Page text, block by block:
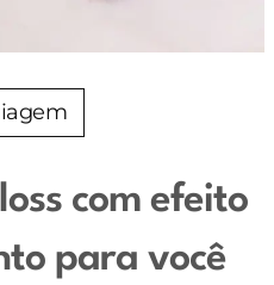
com efeito
para você